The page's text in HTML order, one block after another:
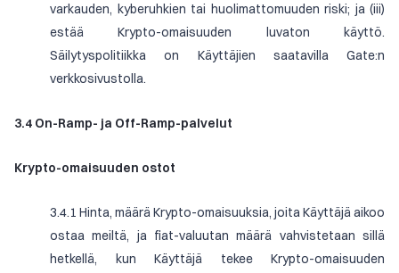
varkauden, kyberuhkien tai huolimattomuuden riski; ja (iii)
estää Krypto-omaisuuden luvaton käyttö.
Säilytyspolitiikka on Käyttäjien saatavilla Gate:n
verkkosivustolla.
3.4 On-Ramp- ja Off-Ramp-palvelut
Krypto-omaisuuden ostot
3.4.1 Hinta, määrä Krypto-omaisuuksia, joita Käyttäjä aikoo
ostaa meiltä, ja fiat-valuutan määrä vahvistetaan sillä
hetkellä, kun Käyttäjä tekee Krypto-omaisuuden